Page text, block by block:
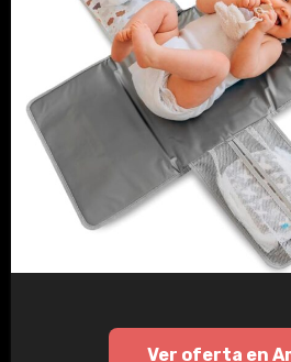
Ver oferta en